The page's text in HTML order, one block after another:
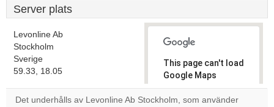
Server plats
Levonline Ab
Stockholm
Sverige
59.33, 18.05
This page can't load
Google Maps
correctly.
Det underhålls av Levonline Ab Stockholm, som använder